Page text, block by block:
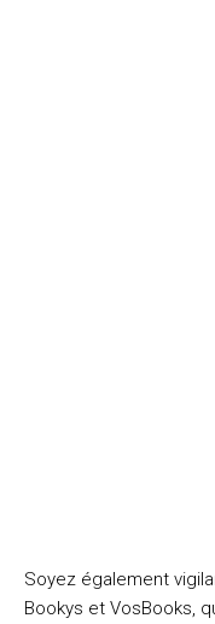
Soyez également
Bookys et VosBooks,